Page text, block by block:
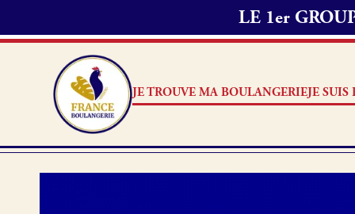
LE 1er
JE TROUVE MA BOULANGERIEJE SUIS